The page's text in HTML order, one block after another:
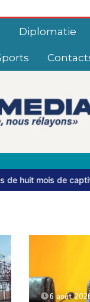
Diplomatie
Bangui: dernier
6 août